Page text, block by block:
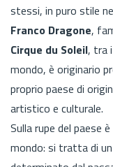
stessi, in puro stile
Franco Dragone,
Cirque du Soleil, tra
mondo, è originario
proprio paese di
artistico e culturale.
Sulla rupe del paese
mondo: si tratta di un